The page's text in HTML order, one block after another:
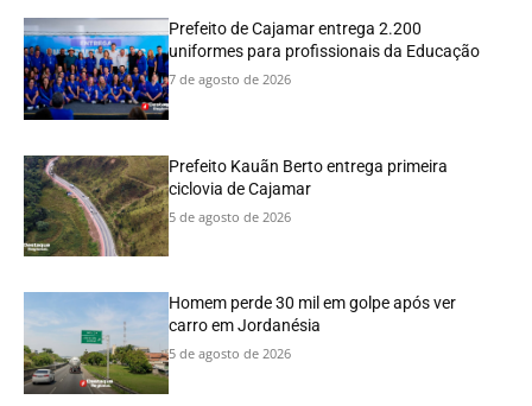
Prefeito de Cajamar entrega 2.200
uniformes para profissionais da Educação
7 de agosto de 2026
Prefeito Kauãn Berto entrega primeira
ciclovia de Cajamar
5 de agosto de 2026
Homem perde 30 mil em golpe após ver
carro em Jordanésia
5 de agosto de 2026